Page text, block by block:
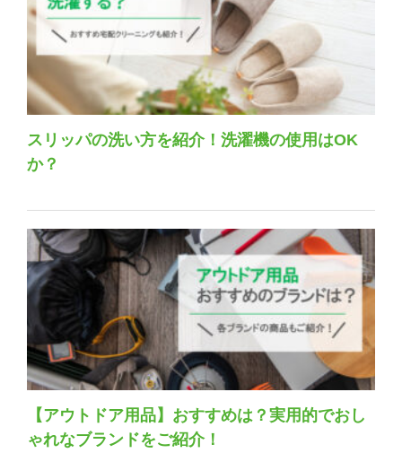
スリッパの洗い方を紹介！洗濯機の使用はOK
か？
【アウトドア用品】おすすめは？実用的でおし
ゃれなブランドをご紹介！